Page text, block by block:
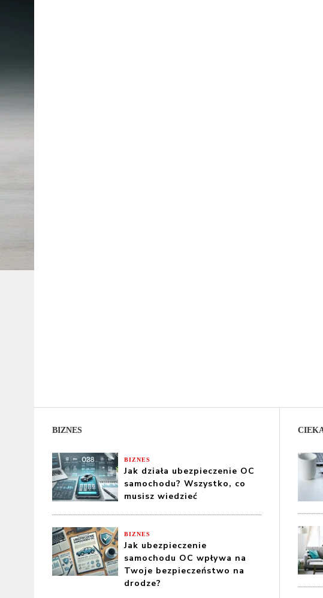
BIZNES
BIZNES
Jak działa ubezpieczenie OC
samochodu? Wszystko, co
musisz wiedzieć
BIZNES
Jak ubezpieczenie
samochodu OC wpływa na
Twoje bezpieczeństwo na
drodze?